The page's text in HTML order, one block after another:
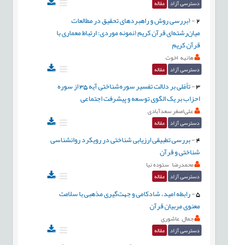
دسترسی آزاد مقاله
2
-(بررسی روش و راهبردهای تحقیق در مطالعات
میان‌رشته‌ای قرآن کریم (نمونه موردی: ارتباط معماری با
قرآن کریم
هانیه اخوت
دسترسی آزاد مقاله
3
-
تأمّلی بر دلالت تفسیر سوره‌شناختی آیه 35 از سوره
احزاب بر یک الگوی توسعه و پیشرفت اجتماعی
علی‌اصغر سعدآبادی
دسترسی آزاد مقاله
4
-بررسی تطبیقی ارزیابی شناختی در رویکرد روانشناسی
شناختی و قرآن
محمدرضا ستوده نیا
دسترسی آزاد مقاله
5
-رابطه امید، شادکامی و جهت‌گیری مذهبی با سلامت
معنوی مربیان قرآن
جمال عاشوری
دسترسی آزاد مقاله